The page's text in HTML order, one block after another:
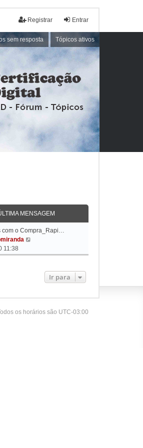
Entrar
Registrar
sem resposta Tópicos ativos
MENSAGEM
com o Compra_Rapi…
r
a
11:38
Ir para
os horários são UTC-03:00